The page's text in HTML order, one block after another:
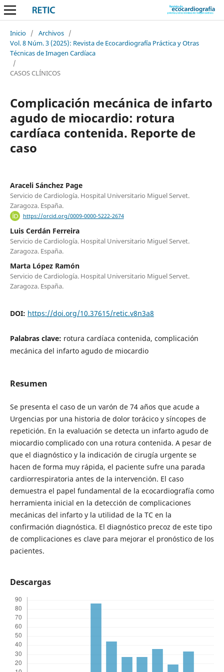
Inicio / Archivos /
Vol. 8 Núm. 3 (2025): Revista de Ecocardiografía Práctica y Otras
Técnicas de Imagen Cardíaca
/
CASOS CLÍNICOS
Complicación mecánica de infarto
agudo de miocardio: rotura
cardíaca contenida. Reporte de
caso
Araceli Sánchez Page
Servicio de Cardiología. Hospital Universitario Miguel Servet.
Zaragoza. España.
https://orcid.org/0009-0000-5222-2674
Luis Cerdán Ferreira
Servicio de Cardiología. Hospital Universitario Miguel Servet.
Zaragoza. España.
Marta López Ramón
Servicio de Cardiología. Hospital Universitario Miguel Servet.
Zaragoza. España.
DOI: https://doi.org/10.37615/retic.v8n3a8
Palabras clave: rotura cardíaca contenida, complicación
mecánica del infarto agudo de miocardio
Resumen
Se presenta el caso de un varón de 74 años que acude a
Urgencias por una historia de dolor torácico y síncopes de
repetición. En la evaluación se detecta un infarto agudo de
miocardio complicado con una rotura contenida. A pesar de
que el diagnóstico y la indicación de cirugía urgente se
hacen de forma muy rápida, el paciente sufre una parada
cardiorrespiratoria antes de la intervención. El caso
demuestra el papel fundamental de la ecocardiografía como
herramienta inicial en la detección de complicaciones
mecánicas del infarto y la utilidad de la TC en la
confirmación diagnóstica. El diagnóstico precoz de este tipo
de complicaciones es clave para mejorar el pronóstico de los
pacientes.
Descargas